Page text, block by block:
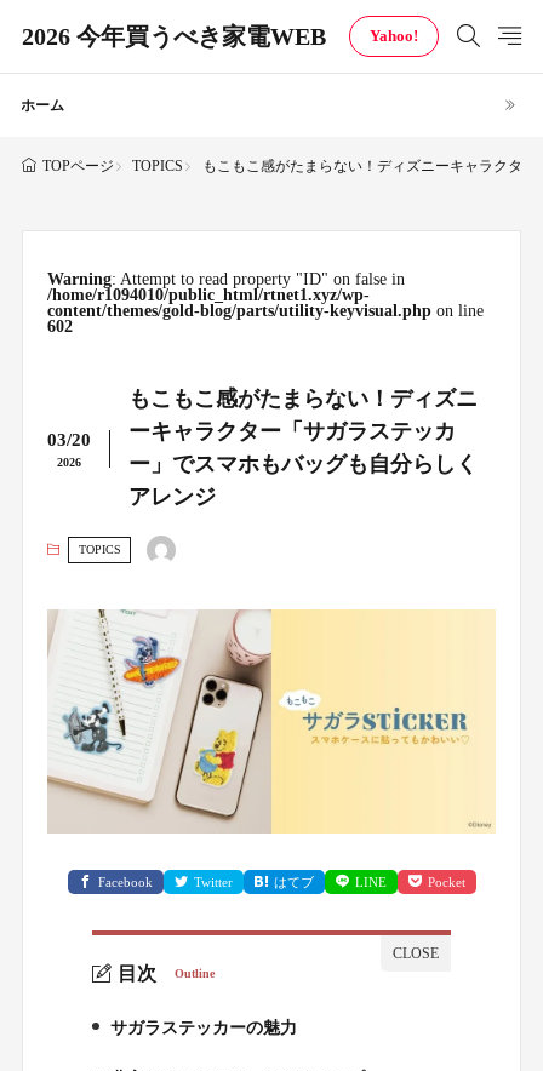
2026 今年買うべき家電WEB Yahoo!
ホーム
TOPページ TOPICS もこもこ感がたまらない！ディズニーキャラクタ
Warning: Attempt to read property "ID" on false in
/home/r1094010/public_html/rtnet1.xyz/wp-
content/themes/gold-blog/parts/utility-keyvisual.phpon line
602
03/20
2026
もこもこ感がたまらない！ディズニ
ーキャラクター「サガラステッカ
ー」でスマホもバッグも自分らしく
アレンジ
TOPICS
Facebook Twitter はてブ LINE Pocket
目次 Outline
サガラステッカーの魅力